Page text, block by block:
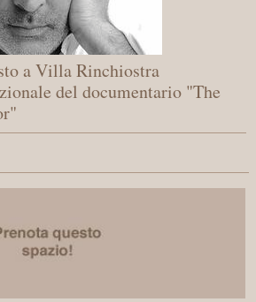
a Villa Rinchiostra
del documentario "The